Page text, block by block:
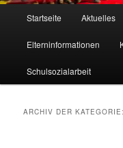
Startseite Aktuelles
Elterninformationen
Schulsozialarbeit
ARCHIV DER